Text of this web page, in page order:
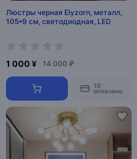
Люстры черная Elyzorn, металл,
105*9 см, светодиодная, LED
1 000 ¥ 14 000 ₽
10
оплачено